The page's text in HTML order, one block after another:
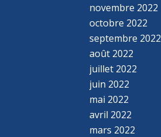
novembre 2022
octobre 2022
septembre 2022
août 2022
juillet 2022
juin 2022
mai 2022
avril 2022
mars 2022